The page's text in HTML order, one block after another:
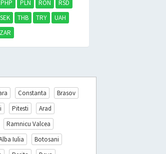
PHP PLN RON
RSD
SEK THB TRY
UAH
ZAR
Constanta
Brasov
Pitesti
Arad
Ramnicu Valcea
Iulia
Botosani